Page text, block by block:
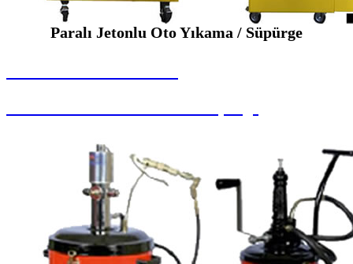
Paralı Jetonlu Oto Yıkama / Süpürge